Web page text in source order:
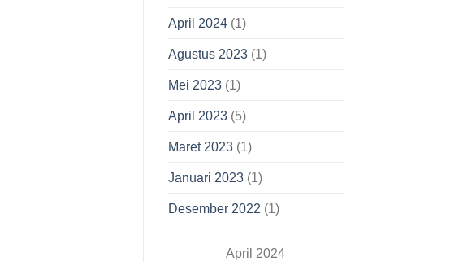
April 2024(1)
Agustus 2023(1)
Mei 2023(1)
April 2023(5)
Maret 2023(1)
Januari 2023(1)
Desember 2022 (1)
April 2024